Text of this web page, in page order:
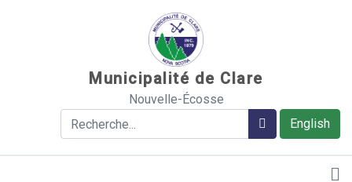
Municipalité de Clare
Nouvelle-Écosse
English
Rechercher Rechercher